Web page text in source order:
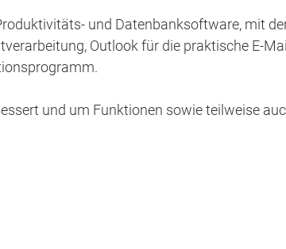
und Datenbanksoftware, mit
Outlook für die praktische E-
und um Funktionen sowie teilweise